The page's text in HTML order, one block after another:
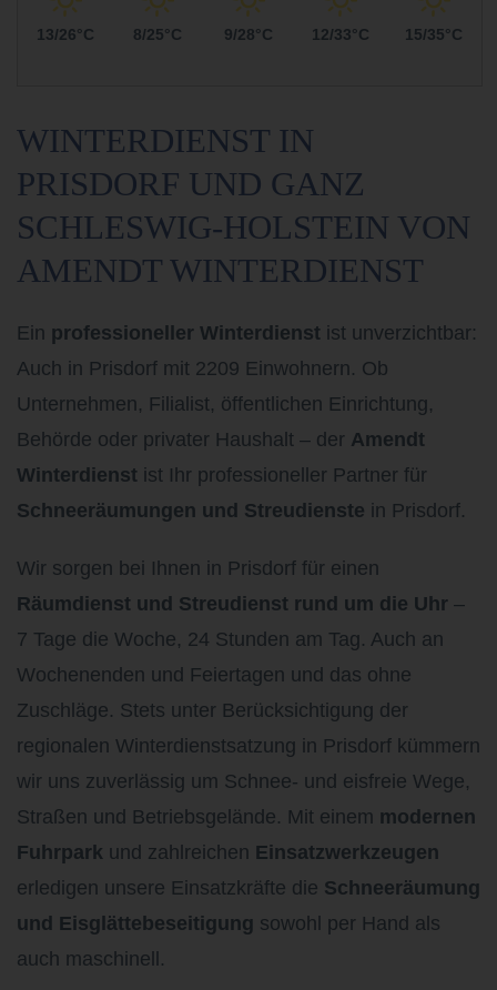
13/26°C 8/25°C 9/28°C 12/33°C 15/35°C
WINTERDIENST IN
PRISDORF UND GANZ
SCHLESWIG-HOLSTEIN VON
AMENDT WINTERDIENST
Ein professioneller Winterdienst ist unverzichtbar:
Auch in Prisdorf mit 2209 Einwohnern. Ob
Unternehmen, Filialist, öffentlichen Einrichtung,
Behörde oder privater Haushalt – der Amendt
Winterdienst ist Ihr professioneller Partner für
Schneeräumungen und Streudienste in Prisdorf.
Wir sorgen bei Ihnen in Prisdorf für einen
Räumdienst und Streudienst rund um die Uhr –
7 Tage die Woche, 24 Stunden am Tag. Auch an
Wochenenden und Feiertagen und das ohne
Zuschläge. Stets unter Berücksichtigung der
regionalen Winterdienstsatzung in Prisdorf kümmern
wir uns zuverlässig um Schnee- und eisfreie Wege,
Straßen und Betriebsgelände. Mit einem modernen
Fuhrpark und zahlreichen Einsatzwerkzeugen
erledigen unsere Einsatzkräfte die Schneeräumung
und Eisglättebeseitigung sowohl per Hand als
auch maschinell.